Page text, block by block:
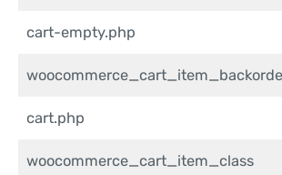
cart-empty.php
cart.php
woocommerce_cart_item_class